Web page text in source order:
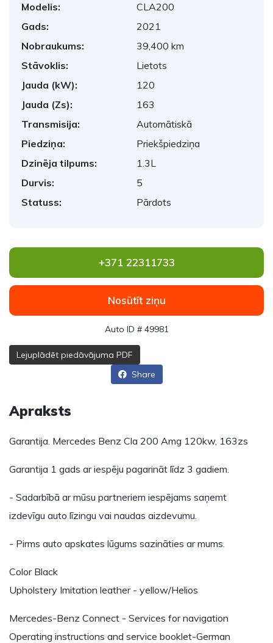
Modelis:
CLA200
Gads:
2021
Nobraukums:
39,400 km
Stāvoklis:
Lietots
Jauda (kW):
120
Jauda (Zs):
163
Transmisija:
Automātiskā
Piedziņa:
Priekšpiedziņa
Dzinēja tilpums:
1.3L
Durvis:
5
Statuss:
Pārdots
+371 22311733
Nosūtīt ziņu
Auto ID # 49981
Lejuplādēt piedāvājuma PDF
Share
Apraksts
Garantija. Mercedes Benz Cla 200 Amg 120kw, 163zs
Garantija 1 gads ar iespēju pagarināt līdz 3 gadiem.
- Sadarbībā ar mūsu partneriem iespējams saņemt
izdevīgu auto līzingu vai naudas aizdevumu.
- Pirms auto apskates lūgums sazināties ar mums.
Color Black
Upholstery Imitation leather - yellow/Helios
Mercedes-Benz Connect - Services for navigation
Operating instructions and service booklet-German